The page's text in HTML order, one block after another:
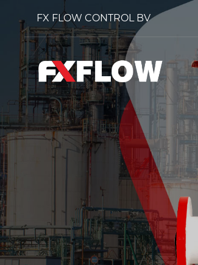
FX FLOW CONTROL BV